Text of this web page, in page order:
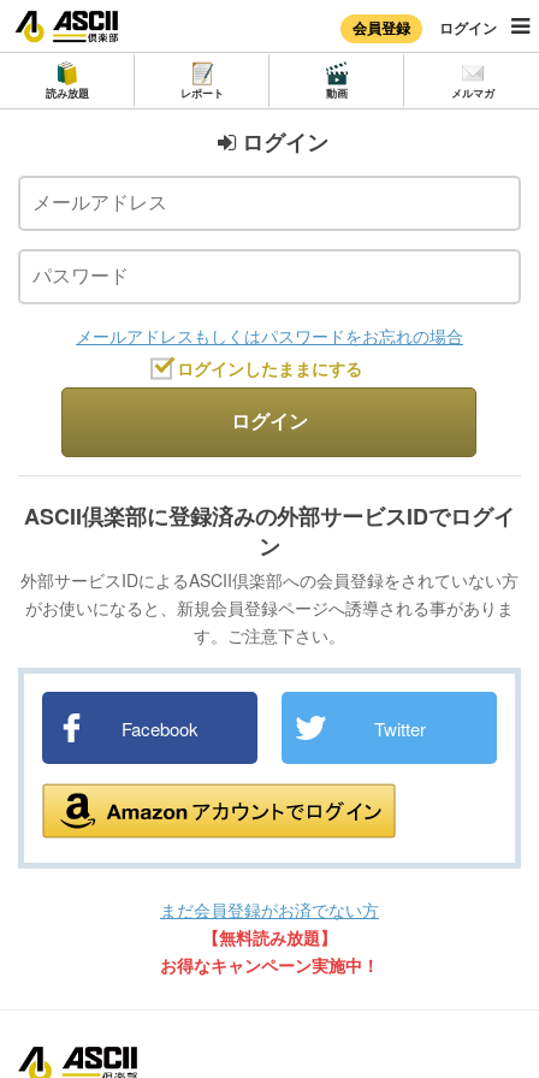
会員登録 ログイン
読み放題 レポート 動画 メルマガ
ログイン
メールアドレスもしくはパスワードをお忘れの場合
ログインしたままにする
ログイン
ASCII倶楽部に登録済みの外部サービスIDでログイ
ン
外部サービスIDによるASCII倶楽部への会員登録をされていない方
がお使いになると、新規会員登録ページへ誘導される事がありま
す。ご注意下さい。
Facebook Twitter
まだ会員登録がお済でない方
【無料読み放題】
お得なキャンペーン実施中！